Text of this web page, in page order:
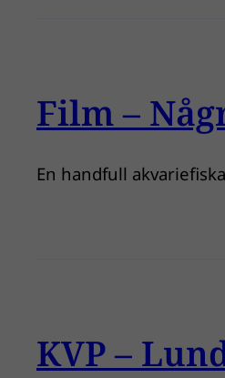
Film –
En handfull
KVP –